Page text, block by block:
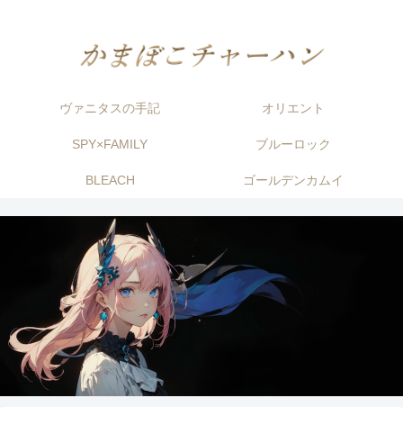
ヴァニタスの手記 オリエント
SPY×FAMILY ブルーロック
BLEACH ゴールデンカムイ